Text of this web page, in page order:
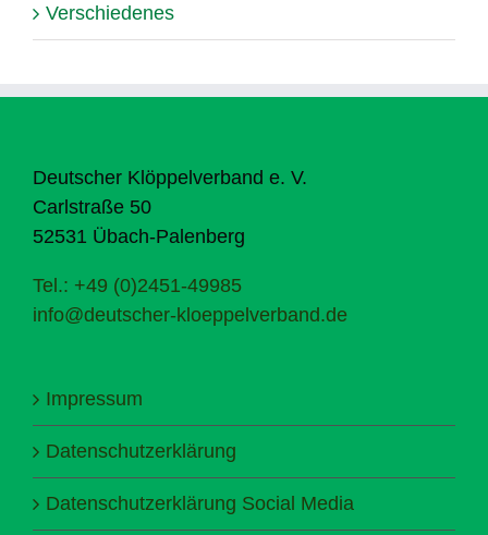
Verschiedenes
Deutscher Klöppelverband e. V.
Carlstraße 50
52531 Übach-Palenberg
Tel.: +49 (0)2451-49985
info@deutscher-kloeppelverband.de
Impressum
Datenschutzerklärung
Datenschutzerklärung Social Media